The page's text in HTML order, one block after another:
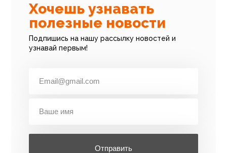
Хочешь узнавать
полезные новости
Подпишись на нашу рассылку новостей и
узнавай первым!
Отправить